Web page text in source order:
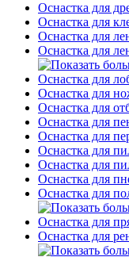
Оснастка для
Оснастка для
Оснастка для
Оснастка для
Оснастка для
Оснастка для
Оснастка для
Оснастка для
Оснастка для
Оснастка для
Оснастка для
Оснастка для
Оснастка для
Оснастка для
Оснастка для